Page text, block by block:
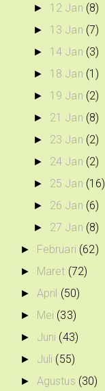
► 12 Jan (8)
► 13 Jan (7)
► 14 Jan (3)
► 18 Jan (1)
► 19 Jan (2)
► 21 Jan (8)
► 23 Jan (2)
► 24 Jan (2)
► 25 Jan (16)
► 26 Jan (6)
► 27 Jan (8)
► Februari (62)
► Maret (72)
► April (50)
► Mei (33)
► Juni (43)
► Juli (55)
► Agustus (30)